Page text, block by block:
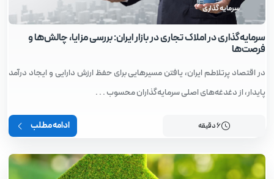
سرمایه گذاری
سرمایه‌گذاری در املاک تجاری در بازار ایران: بررسی مزایا، چالش‌ها و
فرصت‌ها
در اقتصاد پرتلاطم ایران، یافتن مسیرهایی برای حفظ ارزش دارایی و ایجاد درآمد
پایدار، از دغدغه‌های اصلی سرمایه‌گذاران محسوب . . .
6 دقیقه ادامه مطلب